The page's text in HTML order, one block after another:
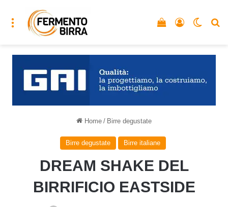
Menu Accedi
Vedi il carrello
Home / Birre degustate
Birre degustate Birre italiane
DREAM SHAKE DEL
BIRRIFICIO EASTSIDE